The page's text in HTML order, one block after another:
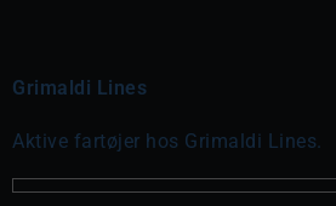
Grimaldi Lines
Aktive fartøjer hos Grimaldi Lines.